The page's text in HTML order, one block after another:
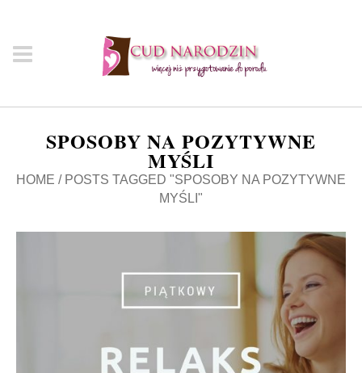
SPOSOBY NA POZYTYWNE
MYŚLI
HOME / POSTS TAGGED "SPOSOBY NA POZYTYWNE
MYŚLI"